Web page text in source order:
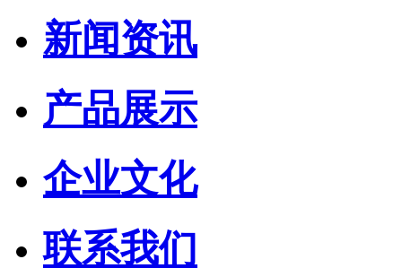
新闻资讯
产品展示
企业文化
联系我们